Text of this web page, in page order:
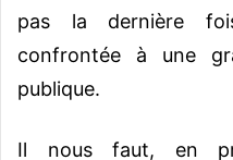
pas la dernière
confrontée à une
publique.
Il nous faut, en